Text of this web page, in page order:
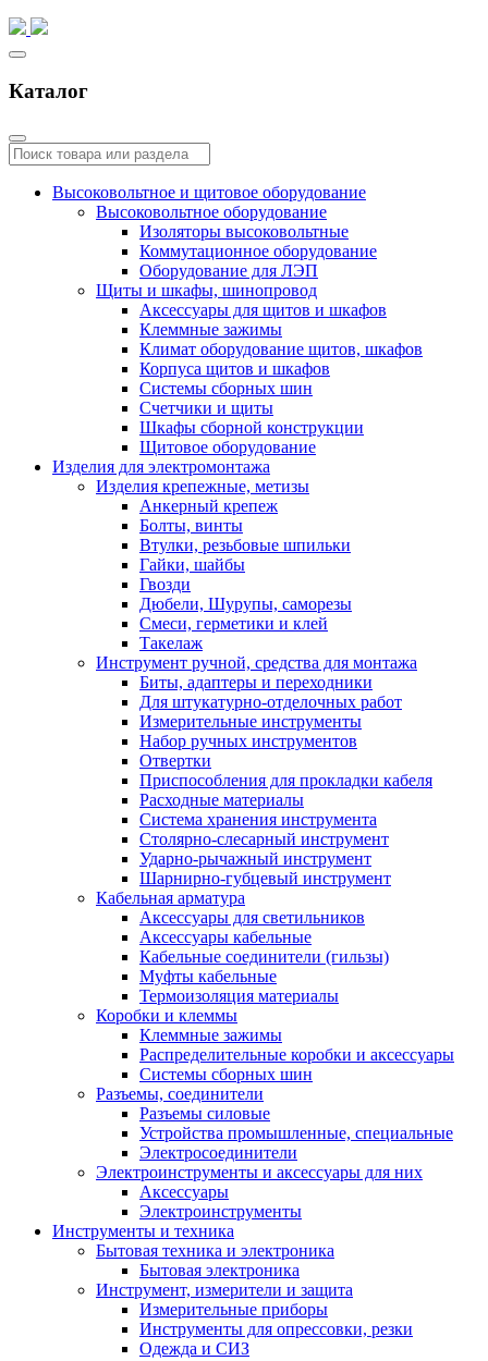
Каталог
Высоковольтное и щитовое оборудование
Высоковольтное оборудование
Изоляторы высоковольтные
Коммутационное оборудование
Оборудование для ЛЭП
Щиты и шкафы, шинопровод
Аксессуары для щитов и шкафов
Клеммные зажимы
Климат оборудование щитов, шкафов
Корпуса щитов и шкафов
Системы сборных шин
Счетчики и щиты
Шкафы сборной конструкции
Щитовое оборудование
Изделия для электромонтажа
Изделия крепежные, метизы
Анкерный крепеж
Болты, винты
Втулки, резьбовые шпильки
Гайки, шайбы
Гвозди
Дюбели, Шурупы, саморезы
Смеси, герметики и клей
Такелаж
Инструмент ручной, средства для монтажа
Биты, адаптеры и переходники
Для штукатурно-отделочных работ
Измерительные инструменты
Набор ручных инструментов
Отвертки
Приспособления для прокладки кабеля
Расходные материалы
Система хранения инструмента
Столярно-слесарный инструмент
Ударно-рычажный инструмент
Шарнирно-губцевый инструмент
Кабельная арматура
Аксессуары для светильников
Аксессуары кабельные
Кабельные соединители (гильзы)
Муфты кабельные
Термоизоляция материалы
Коробки и клеммы
Клеммные зажимы
Распределительные коробки и аксессуары
Системы сборных шин
Разъемы, соединители
Разъемы силовые
Устройства промышленные, специальные
Электросоединители
Электроинструменты и аксессуары для них
Аксессуары
Электроинструменты
Инструменты и техника
Бытовая техника и электроника
Бытовая электроника
Инструмент, измерители и защита
Измерительные приборы
Инструменты для опрессовки, резки
Одежда и СИЗ